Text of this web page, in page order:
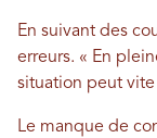
En suivant des
erreurs. « En
situation peut
Le manque de